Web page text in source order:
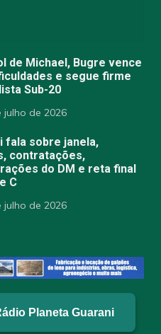
de Michael, Bugre vence
e segue firme
Sub-20
julho de 2026
fala sobre janela,
contratações,
do DM e reta final
C
julho de 2026
Planeta Guarani